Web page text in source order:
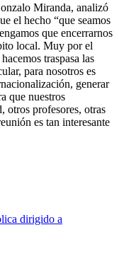
Miranda, analizó
el hecho “que seamos
que encerrarnos
local. Muy por el
traspasa las
para nosotros es
generar
que nuestros
otros profesores, otras
es tan interesante
dirigido a